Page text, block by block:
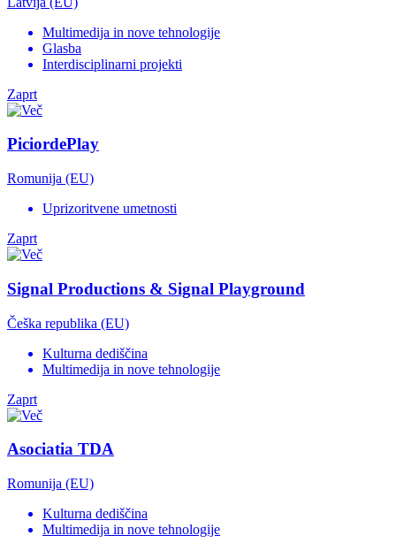
Multimedija in nove tehnologije
Glasba
Interdisciplinarni projekti
Zaprt
PiciordePlay
Romunija (EU)
Uprizoritvene umetnosti
Zaprt
Signal Productions & Signal Playground
Češka republika (EU)
Kulturna dediščina
Multimedija in nove tehnologije
Zaprt
Asociatia TDA
Romunija (EU)
Kulturna dediščina
Multimedija in nove tehnologije